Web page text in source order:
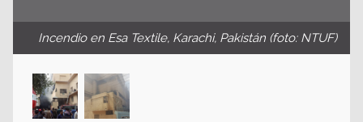
Incendio en Esa Textile, Karachi, Pakistán (foto: NTUF)